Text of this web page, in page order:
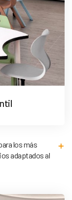
los más
adaptados al